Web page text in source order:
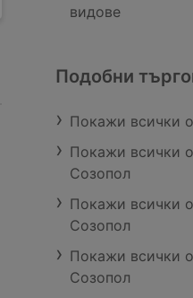
видове
Подобни
Покажи всички
Покажи всички
Созопол
Покажи всички
Созопол
Покажи всички
Созопол